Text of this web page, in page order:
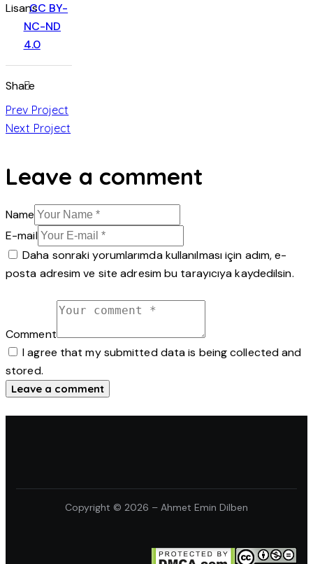
LisansCC BY-
NC-ND
4.0
Share
Prev Project
Next Project
Leave a comment
Name
E-mail
Daha sonraki yorumlarımda kullanılması için adım, e-
posta adresim ve site adresim bu tarayıcıya kaydedilsin.
Comment
I agree that my submitted data is being collected and
stored.
Copyright © 2026 – Ahmet Emin Dilben